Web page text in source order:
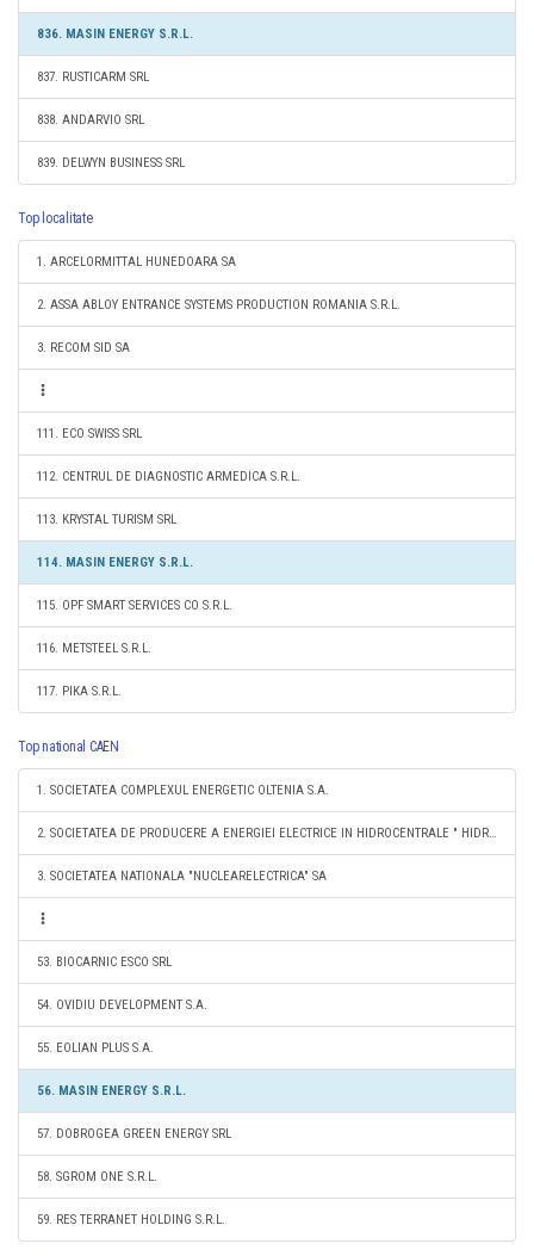
836. MASIN ENERGY S.R.L.
837. RUSTICARM SRL
838. ANDARVIO SRL
839. DELWYN BUSINESS SRL
Top localitate
1. ARCELORMITTAL HUNEDOARA SA
2. ASSA ABLOY ENTRANCE SYSTEMS PRODUCTION ROMANIA S.R.L.
3. RECOM SID SA
111. ECO SWISS SRL
112. CENTRUL DE DIAGNOSTIC ARMEDICA S.R.L.
113. KRYSTAL TURISM SRL
114. MASIN ENERGY S.R.L.
115. OPF SMART SERVICES CO S.R.L.
116. METSTEEL S.R.L.
117. PIKA S.R.L.
Top national CAEN
1. SOCIETATEA COMPLEXUL ENERGETIC OLTENIA S.A.
2. SOCIETATEA DE PRODUCERE A ENERGIEI ELECTRICE IN HIDROCENTRALE " HIDROELECTRICA" S.A.
3. SOCIETATEA NATIONALA "NUCLEARELECTRICA" SA
53. BIOCARNIC ESCO SRL
54. OVIDIU DEVELOPMENT S.A.
55. EOLIAN PLUS S.A.
56. MASIN ENERGY S.R.L.
57. DOBROGEA GREEN ENERGY SRL
58. SGROM ONE S.R.L.
59. RES TERRANET HOLDING S.R.L.